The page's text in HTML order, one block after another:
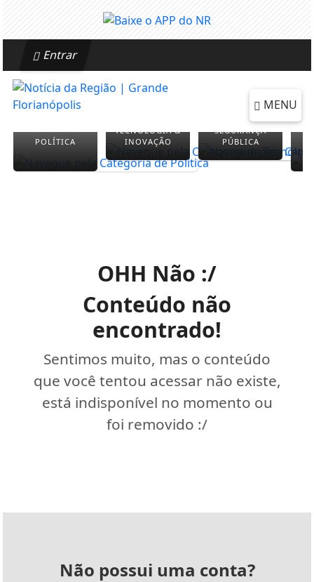
Entrar
MENU
POLÍTICA
TECNOLOGIA &
INOVAÇÃO
SEGURANÇA
PÚBLICA
OHH Não :/
Conteúdo não
encontrado!
Sentimos muito, mas o conteúdo
que você tentou acessar não existe,
está indisponível no momento ou
foi removido :/
Não possui uma conta?